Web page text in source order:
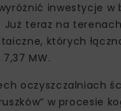
inwestycje w
teraz na terenach
których
MW.
oczyszczalniach
w procesie